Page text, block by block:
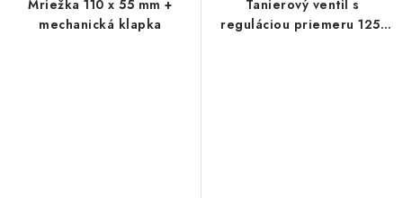
Mriežka 110 x 55 mm +
mechanická klapka
Tanierový ventil s
reguláciou priemeru 125,